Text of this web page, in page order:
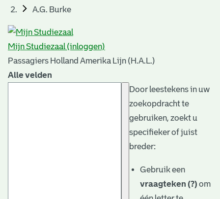
A.G. Burke
Mijn Studiezaal (inloggen)
Passagiers Holland Amerika Lijn (H.A.L.)
Alle velden
Door leestekens in uw
zoekopdracht te
gebruiken, zoekt u
specifieker of juist
breder:
Gebruik een
vraagteken (?) om